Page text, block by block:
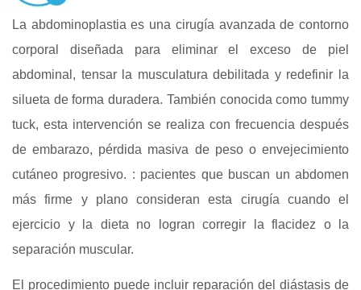
La abdominoplastia es una cirugía avanzada de contorno
corporal diseñada para eliminar el exceso de piel
abdominal, tensar la musculatura debilitada y redefinir la
silueta de forma duradera. También conocida como tummy
tuck, esta intervención se realiza con frecuencia después
de embarazo, pérdida masiva de peso o envejecimiento
cutáneo progresivo. : pacientes que buscan un abdomen
más firme y plano consideran esta cirugía cuando el
ejercicio y la dieta no logran corregir la flacidez o la
separación muscular.
El procedimiento puede incluir reparación del diástasis de